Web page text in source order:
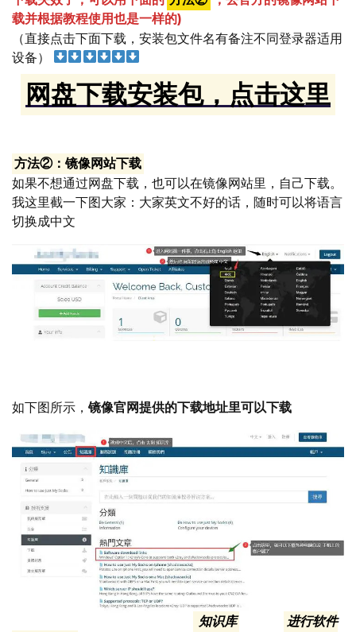
载并根据教程使用也是一样的)
（直接点击下面下载，安装包文件名有备注不同登录器适用
设备）
网盘下载安装包，点击这里
方法②：镜像网站下载
如果不想通过网盘下载，也可以在镜像网站里，自己下载。
我这里截一下图大家：大家英文不好的话，随时可以将语言
切换成中文
如下图所示， 镜像官网提供的下载地址里可以下载
知识库
进行软件